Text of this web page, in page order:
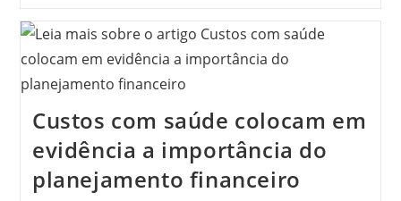
Ao
Radar
E
Interesse
Preparação
Antecipada
Custos com saúde colocam em
evidência a importância do
planejamento financeiro